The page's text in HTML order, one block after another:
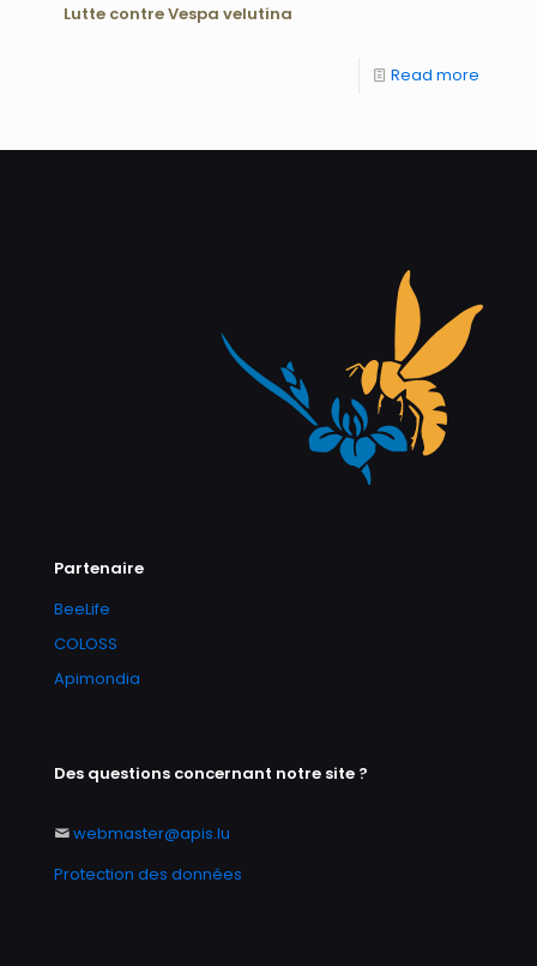
Lutte contre Vespa velutina
Read more
Partenaire
BeeLife
COLOSS
Apimondia
Des questions concernant notre site ?
webmaster@apis.lu
Protection des données